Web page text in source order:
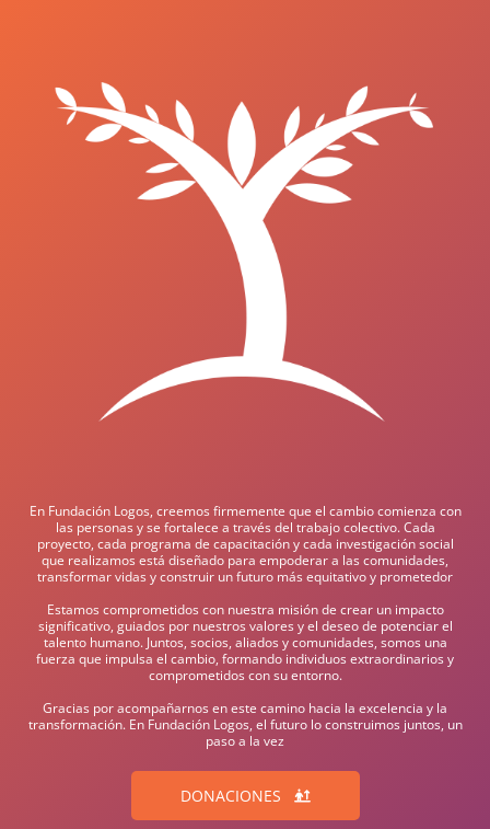
En Fundación Logos, creemos firmemente que el cambio comienza con
las personas y se fortalece a través del trabajo colectivo. Cada
proyecto, cada programa de capacitación y cada investigación social
que realizamos está diseñado para empoderar a las comunidades,
transformar vidas y construir un futuro más equitativo y prometedor
Estamos comprometidos con nuestra misión de crear un impacto
significativo, guiados por nuestros valores y el deseo de potenciar el
talento humano. Juntos, socios, aliados y comunidades, somos una
fuerza que impulsa el cambio, formando individuos extraordinarios y
comprometidos con su entorno.
Gracias por acompañarnos en este camino hacia la excelencia y la
transformación. En Fundación Logos, el futuro lo construimos juntos, un
paso a la vez
DONACIONES